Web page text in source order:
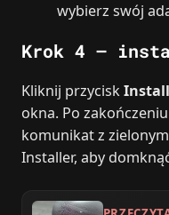
wybierz swój
Krok 4 –
Kliknij przyciskInstall
okna. Po
komunikat z
Installer, aby